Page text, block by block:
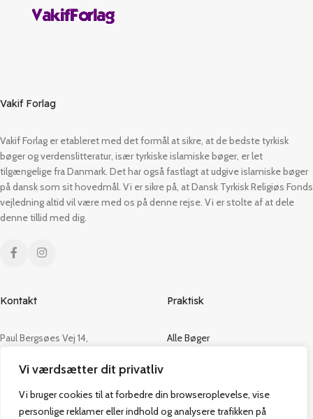
Vi værdsætter dit privatliv
Vi bruger cookies til at forbedre din browseroplevelse, vise
personlige reklamer eller indhold og analysere trafikken på
Vakif Forlag
Vakif Forlag er etableret med det formål at sikre, at de bedste tyrkisk
bøger og verdenslitteratur, især tyrkiske islamiske bøger, er let
tilgængelige fra Danmark. Det har også fastlagt at udgive islamiske bøger
på dansk som sit hovedmål. Vi er sikre på, at Dansk Tyrkisk Religiøs Fonds
vejledning altid vil være med os på denne rejse. Vi er stolte af at dele
denne tillid med dig.
Kontakt
Paul Bergsøes Vej 14,
CVR: 42813915
admin@vakifforlag.dk
+45 26 24 2354
Praktisk
Alle Bøger
Kontakt